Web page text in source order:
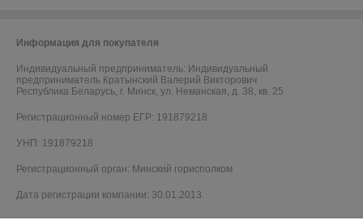
Информация для покупателя
Индивидуальный предприниматель: Индивидуальный
предприниматель Кратынский Валерий Викторович
Республика Беларусь, г. Минск, ул. Неманская, д. 38, кв. 25
Регистрационный номер ЕГР: 191879218
УНП: 191879218
Регистрационный орган: Минский горисполком
Дата регистрации компании: 30.01.2013